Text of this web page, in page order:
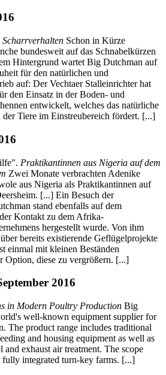
Schon in Kürze
bundesweit auf das Schnabelkürzen
Hintergrund wartet Big Dutchman auf
für den natürlichen und
auf: Der Vechtaer Stalleinrichter hat
den Einsatz in der Boden- und
entwickelt, welches das natürliche
Tiere im Einstreubereich fördert. [...]
Praktikantinnen aus Nigeria auf dem
Zwei Monate verbrachten Adenike
aus Nigeria als Praktikantinnen auf
[...] Ein Besuch der
stand ebenfalls auf dem
Kontakt zu dem Afrika-
hergestellt wurde. Von ihm
bereits existierende Geflügelprojekte
einmal mit kleinen Beständen
Option, diese zu vergrößern. [...]
2016
in Modern Poultry Production Big
well-known equipment supplier for
The product range includes traditional
and housing equipment as well as
and exhaust air treatment. The scope
integrated turn-key farms. [...]